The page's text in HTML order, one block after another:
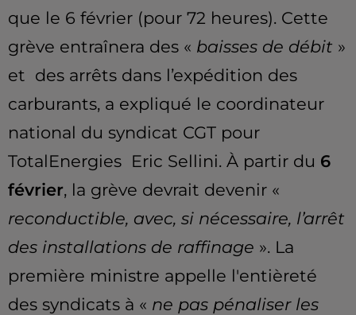
que le 6 février (pour 72 heures). Cette
grève entraînera des « baisses de débit »
et des arrêts dans l’expédition des
carburants, a expliqué le coordinateur
national du syndicat CGT pour
TotalEnergies Eric Sellini. À partir du 6
février, la grève devrait devenir «
reconductible, avec, si nécessaire, l’arrêt
des installations de raffinage ». La
première ministre appelle l'entièreté
des syndicats à « ne pas pénaliser les